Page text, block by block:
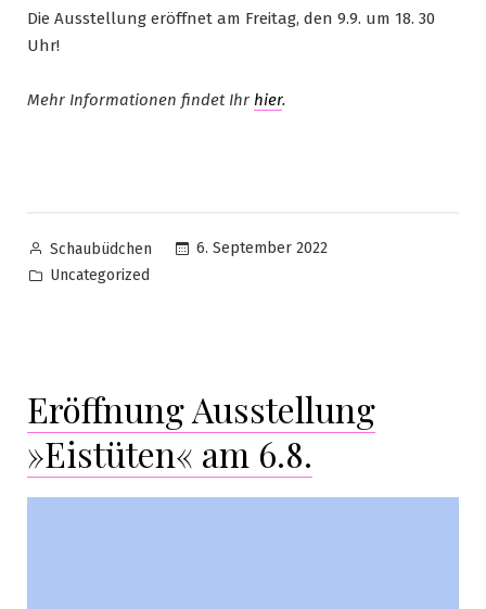
Die Ausstellung eröffnet am Freitag, den 9.9. um 18. 30
Uhr!
Mehr Informationen findet Ihr hier.
Schaubüdchen
6. September 2022
Uncategorized
Eröffnung Ausstellung
»Eistüten« am 6.8.